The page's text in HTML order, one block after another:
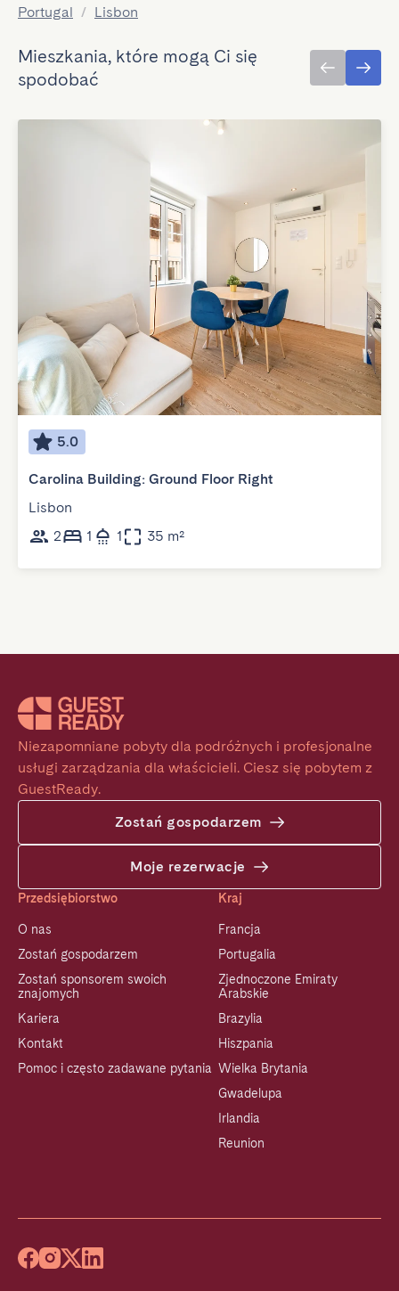
Portugal / Lisbon
Mieszkania, które mogą Ci się
spodobać
5.0
Carolina Building: Ground Floor Right
Lisbon
2
1 1 35 m²
Niezapomniane pobyty dla podróżnych i profesjonalne
usługi zarządzania dla właścicieli. Ciesz się pobytem z
GuestReady.
Zostań gospodarzem
Moje rezerwacje
Przedsiębiorstwo
O nas
Zostań gospodarzem
Zostań sponsorem swoich
znajomych
Kariera
Kontakt
Pomoc i często zadawane pytania
Kraj
Francja
Portugalia
Zjednoczone Emiraty
Arabskie
Brazylia
Hiszpania
Wielka Brytania
Gwadelupa
Irlandia
Reunion